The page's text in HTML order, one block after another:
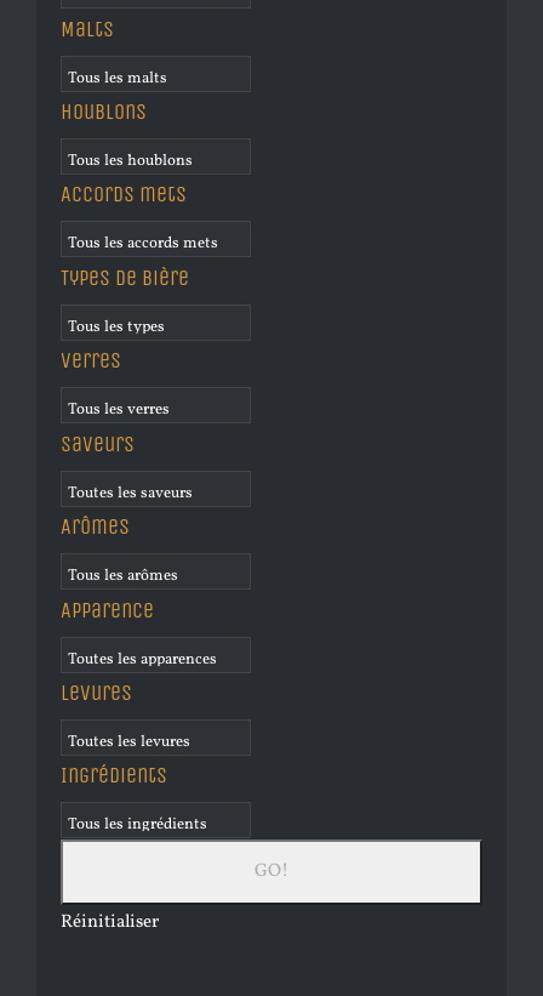
Malts
Houblons
Accords mets
Types de bière
Verres
Saveurs
Arômes
Apparence
Levures
Ingrédients
Réinitialiser